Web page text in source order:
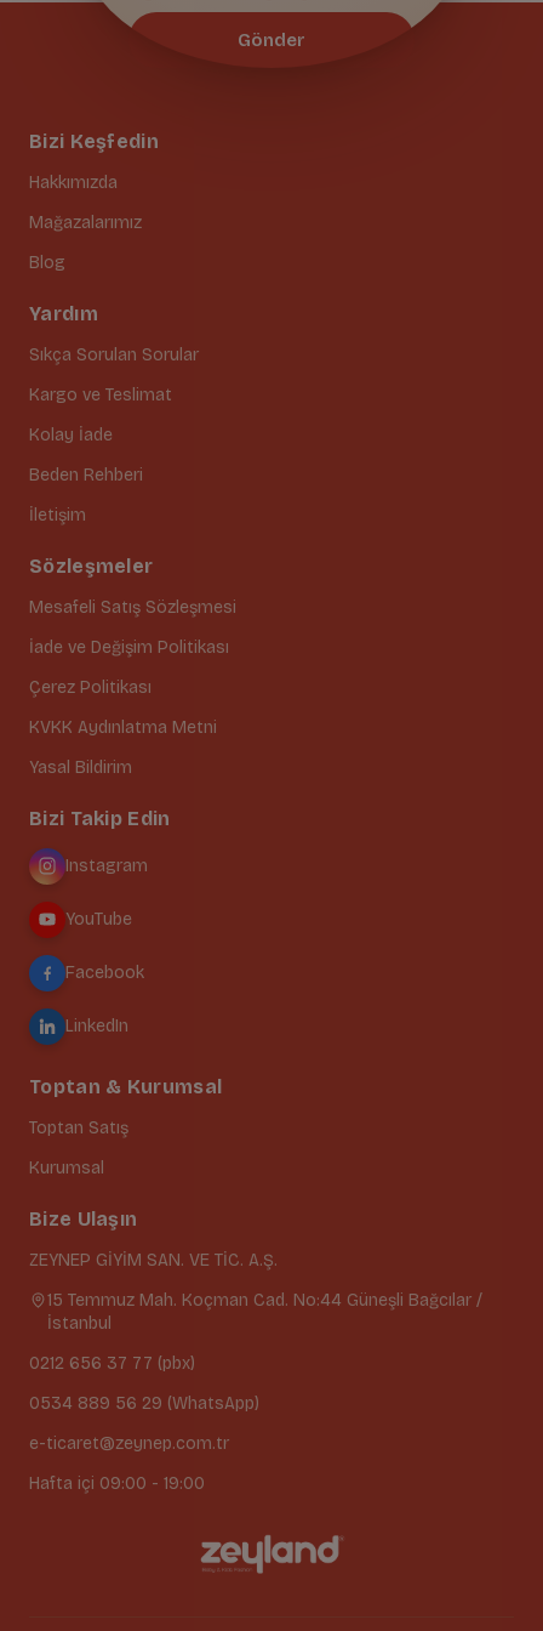
Bizi Keşfedin
Hakkımızda
Mağazalarımız
Blog
Yardım
Sıkça Sorulan Sorular
Kargo ve Teslimat
Kolay İade
Beden Rehberi
İletişim
Sözleşmeler
Mesafeli Satış Sözleşmesi
İade ve Değişim Politikası
Çerez Politikası
KVKK Aydınlatma Metni
Yasal Bildirim
Gönder
Bizi Takip Edin
Instagram
YouTube
Facebook
LinkedIn
Toptan & Kurumsal
Toptan Satış
Kurumsal
Bize Ulaşın
ZEYNEP GİYİM SAN. VE TİC. A.Ş.
15 Temmuz Mah. Koçman Cad. No:44 Güneşli Bağcılar /
İstanbul
0212 656 37 77 (pbx)
0534 889 56 29 (WhatsApp)
e-ticaret@zeynep.com.tr
Hafta içi 09:00 - 19:00